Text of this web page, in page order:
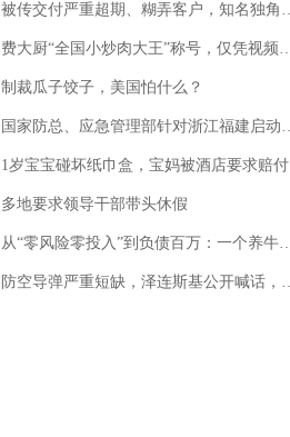
被传交付严重超期、糊弄客户，知名独角兽车企创始人回应：都没证据，将依法采取措施，“本人长期与美国交管局保持沟通，对方表示肯定”
费大厨“全国小炒肉大王”称号，仅凭视频评出？中国烹饪协会回应
制裁瓜子饺子，美国怕什么？
国家防总、应急管理部针对浙江福建启动防汛防台风四级应急响应
1岁宝宝碰坏纸巾盒，宝妈被酒店要求赔付924元！三亚一酒店回复：骨瓷定制！网友一查价格，吵翻了
多地要求领导干部带头休假
从“零风险零投入”到负债百万：一个养牛项目崩盘后，谁该为农户的贷款买单丨红星调查
防空导弹严重短缺，泽连斯基公开喊话，乌克兰失去导弹拦截能力？